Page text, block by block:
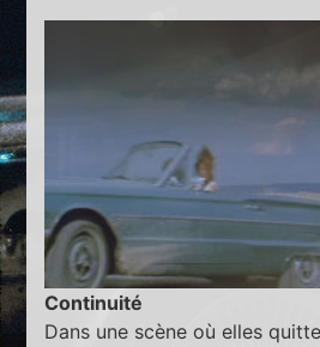
Continuité
Dans une scène où elles